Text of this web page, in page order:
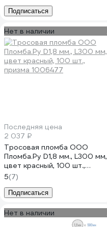
Подписаться
Нет в наличии
Последняя цена
2 037 ₽
Тросовая пломба ООО
Пломба.Ру D1,8 мм., L300 мм,
цвет красный, 100 шт.,
призма 1006477
5(7)
Подписаться
Нет в наличии